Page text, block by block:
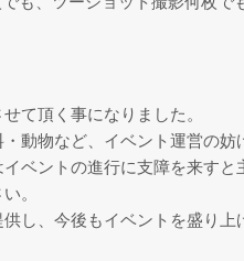
て頂く事になりました。
動物など、イベント運営の
ベントの進行に支障を来す
。
し、今後もイベントを盛り上